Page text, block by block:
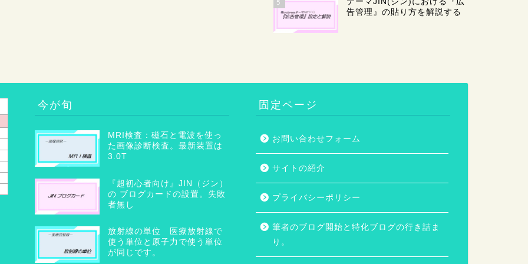
5
告管理』の貼り方を解説する
今が旬
MRI検査：磁石と電波を使っ
た画像診断検査。最新装置は
3.0T
『超初心者向け』JIN（ジン）
の ブログカードの設置。失敗
者無し
放射線の単位 医療放射線で
使う単位と原子力で使う単位
が同じです。
固定ページ
お問い合わせフォーム
サイトの紹介
プライバシーポリシー
筆者のブログ開始と特化ブログの行き詰ま
り。